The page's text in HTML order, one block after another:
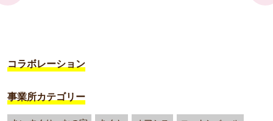
コラボレーション
事業所カテゴリー